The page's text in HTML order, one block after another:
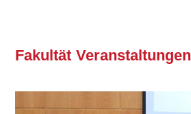
Fakultät Veranstaltungen